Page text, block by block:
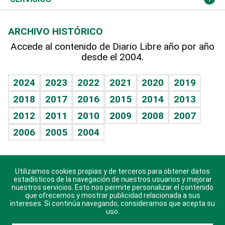
Hablando con el pediatra
Vida y familia
Eñe
Celebrando la vida
Sin complejos
En pocas palabras
Escuchando al corazón
Economía Personal
BRV
TBT Deportivo
Columnistas
Más firmas
Hecho en casa
Guía del dinero
Cumpleaños
Horóscopos
Juegos
ARCHIVO HISTÓRICO
Accede al contenido de Diario Libre año por año
desde el 2004.
2024 2023 2022 2021 2020
2019
2018
2017 2016 2015 2014
2013
2012
2011 2010 2009 2008
2007
2006
2005 2004
Descarga nuestras aplicaciones para Android, iOS y
sistema Huawei.
Utilizamos cookies propias y de terceros para obtener datos
estadísticos de la navegación de nuestros usuarios y mejorar
nuestros servicios. Esto nos permite personalizar el contenido
que ofrecemos y mostrar publicidad relacionada a sus
intereses. Si continúa navegando, consideramos que acepta su
uso.